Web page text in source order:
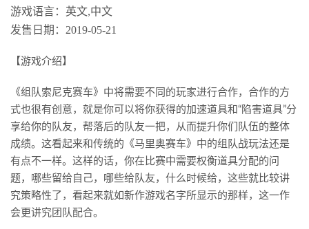
游戏语言：英文,中文
发售日期：2019-05-21
【游戏介绍】
《组队索尼克赛车》中将需要不同的玩家进行合作，合作的方
式也很有创意，就是你可以将你获得的加速道具和“陷害道具”分
享给你的队友，帮落后的队友一把，从而提升你们队伍的整体
成绩。这看起来和传统的《马里奥赛车》中的组队战玩法还是
有点不一样。这样的话，你在比赛中需要权衡道具分配的问
题，哪些留给自己，哪些给队友，什么时候给，这些就比较讲
究策略性了，看起来就如新作游戏名字所显示的那样，这一作
会更讲究团队配合。